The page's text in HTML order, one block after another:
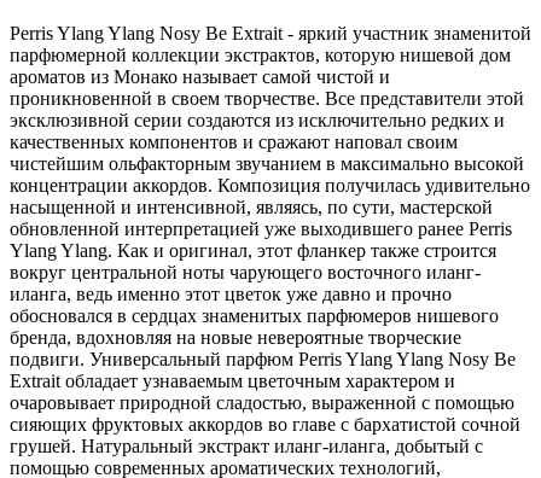
Perris Ylang Ylang Nosy Be Extrait - яркий участник знаменитой
парфюмерной коллекции экстрактов, которую нишевой дом
ароматов из Монако называет самой чистой и
проникновенной в своем творчестве. Все представители этой
эксклюзивной серии создаются из исключительно редких и
качественных компонентов и сражают наповал своим
чистейшим ольфакторным звучанием в максимально высокой
концентрации аккордов. Композиция получилась удивительно
насыщенной и интенсивной, являясь, по сути, мастерской
обновленной интерпретацией уже выходившего ранее Perris
Ylang Ylang. Как и оригинал, этот фланкер также строится
вокруг центральной ноты чарующего восточного иланг-
иланга, ведь именно этот цветок уже давно и прочно
обосновался в сердцах знаменитых парфюмеров нишевого
бренда, вдохновляя на новые невероятные творческие
подвиги. Универсальный парфюм Perris Ylang Ylang Nosy Be
Extrait обладает узнаваемым цветочным характером и
очаровывает природной сладостью, выраженной с помощью
сияющих фруктовых аккордов во главе с бархатистой сочной
грушей. Натуральный экстракт иланг-иланга, добытый с
помощью современных ароматических технологий,